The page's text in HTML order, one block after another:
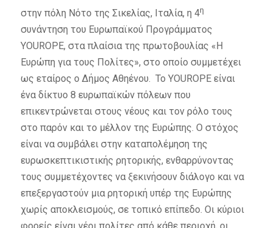
στην πόλη Νότο της Σικελίας, Ιταλία, η 4η
συνάντηση του Ευρωπαϊκού Προγράμματος
YOUROPE, στα πλαίσια της πρωτοβουλίας «Η
Ευρώπη για τους Πολίτες», στο οποίο συμμετέχει
ως εταίρος ο Δήμος Αθηένου. Το YOUROPE είναι
ένα δίκτυο 8 ευρωπαϊκών πόλεων που
επικεντρώνεται στους νέους και τον ρόλο τους
στο παρόν και το μέλλον της Ευρώπης. Ο στόχος
είναι να συμβάλει στην καταπολέμηση της
ευρωσκεπτικιστικής ρητορικής, ενθαρρύνοντας
τους συμμετέχοντες να ξεκινήσουν διάλογο και να
επεξεργαστούν μια ρητορική υπέρ της Ευρώπης
χωρίς αποκλεισμούς, σε τοπικό επίπεδο. Οι κύριοι